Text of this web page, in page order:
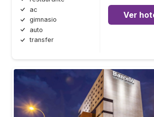
ac
gimnasio
auto
transfer
Ver